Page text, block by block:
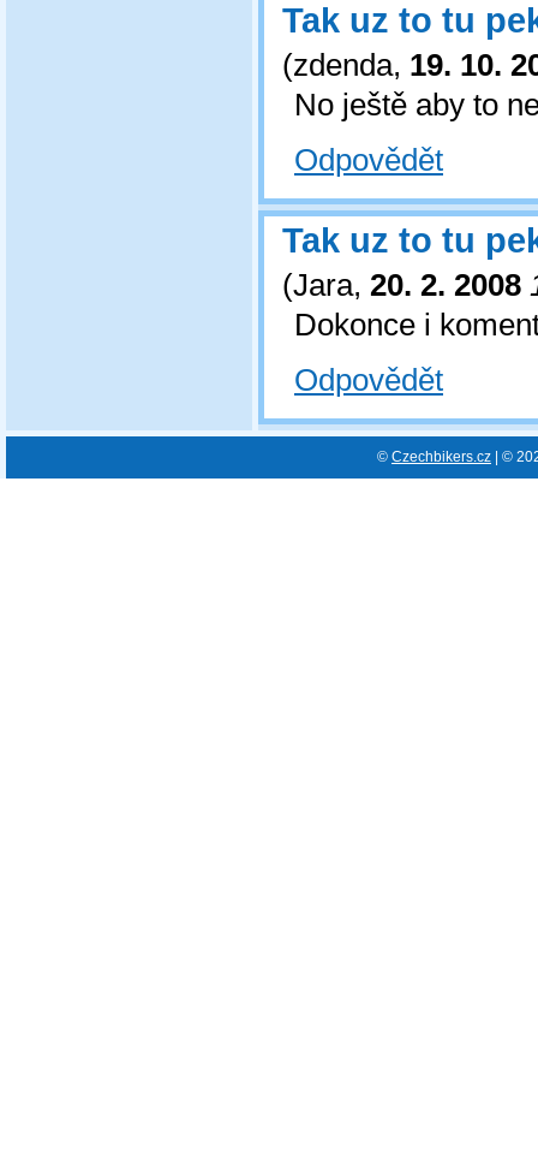
Tak uz to tu
(zdenda, 19. 10.
No ještě aby to
Odpovědět
Tak uz to tu
(Jara, 20. 2. 2008
Dokonce i
Odpovědět
© Czechbikers.cz | ©